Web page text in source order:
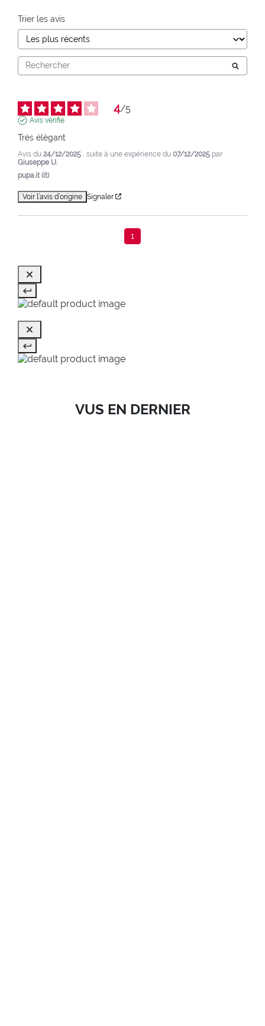
Trier les avis
4/5
Avis vérifié
Très élégant
Avis du 24/12/2025 , suite à une expérience du 07/12/2025 par
Giuseppe U.
pupa.it (it)
Voir l’avis d’origine Signaler
1
VUS EN DERNIER